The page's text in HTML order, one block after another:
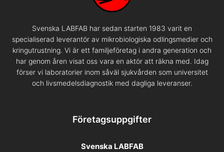
Svenska LABFAB har sedan starten 1983 varit en
specialiserad leverantör av mikrobiologiska odlingsmedier och
kringutrustning. Vi är ett familjeföretag i andra generation och
har genom åren visat oss vara en aktör att räkna med. Idag
förser vi laboratorier inom såväl sjukvården som universitet
och livsmedelsdiagnostik med dagliga leveranser.
Företagsuppgifter
Svenska LABFAB